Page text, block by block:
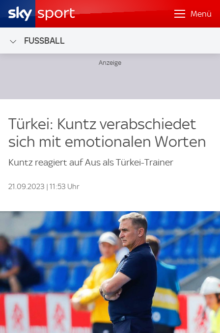
Menü
FUSSBALL
Türkei: Kuntz verabschiedet
sich mit emotionalen Worten
Kuntz reagiert auf Aus als Türkei-Trainer
21.09.2023 | 11:53 Uhr